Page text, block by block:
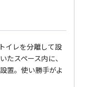
イレを分離して設
スペース内に、
置。使い勝手がよ